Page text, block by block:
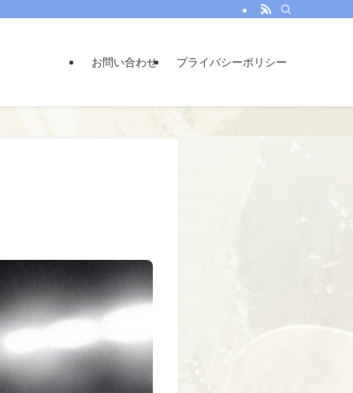
お問い合わせ プライバシーポリシー